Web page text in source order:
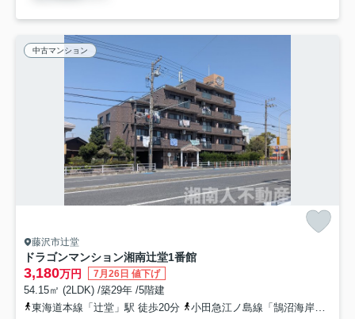
中古マンション
藤沢市辻堂
ドラゴンマンション湘南辻堂1番館
3,180万円 7月26日 値下げ
54.15㎡ (2LDK) /築29年 /5階建
東海道本線「辻堂」駅 徒歩20分
小田急江ノ島線「鵠沼海岸」駅 徒歩39分